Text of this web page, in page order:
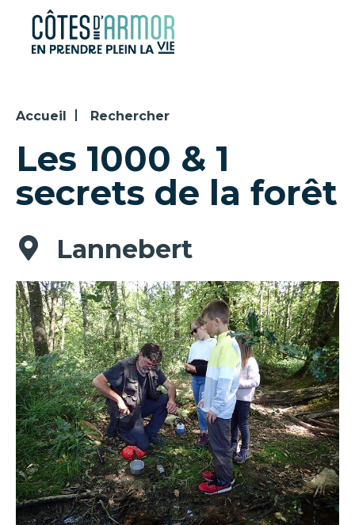
Panneau de gestion des cookies
Accueil Rechercher
Les 1000 & 1
secrets de la forêt
Lannebert